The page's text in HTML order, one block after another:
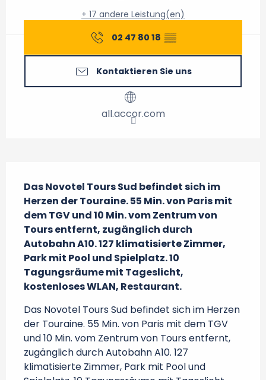
+ 17 andere Leistung(en)
02 47 80 18 ▒▒
Kontaktieren Sie uns
all.accor.com
Das Novotel Tours Sud befindet sich im
Herzen der Touraine. 55 Min. von Paris mit
dem TGV und 10 Min. vom Zentrum von
Tours entfernt, zugänglich durch
Autobahn A10. 127 klimatisierte Zimmer,
Park mit Pool und Spielplatz. 10
Tagungsräume mit Tageslicht,
kostenloses WLAN, Restaurant.
Das Novotel Tours Sud befindet sich im Herzen
der Touraine. 55 Min. von Paris mit dem TGV
und 10 Min. vom Zentrum von Tours entfernt,
zugänglich durch Autobahn A10. 127
klimatisierte Zimmer, Park mit Pool und